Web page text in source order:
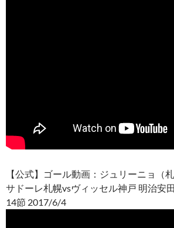
【公式】ゴール動画：ジュリーニョ（
サドーレ札幌vsヴィッセル神戸 明治安
14節 2017/6/4